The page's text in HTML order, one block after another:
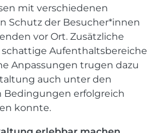
mit verschiedenen
Schutz der Besucher*innen
vor Ort. Zusätzliche
schattige Aufenthaltsbereiche
Anpassungen trugen dazu
auch unter den
Bedingungen erfolgreich
konnte.